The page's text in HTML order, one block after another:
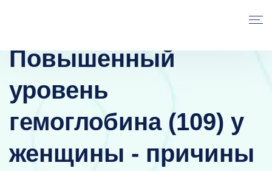
Повышенный
уровень
гемоглобина (109) у
женщины - причины